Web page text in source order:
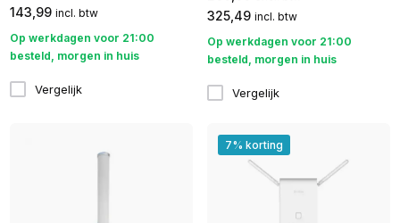
143,99 incl. btw
Op werkdagen voor 21:00
besteld, morgen in huis
Vergelijk
325,49 incl. btw
Op werkdagen voor 21:00
besteld, morgen in huis
Vergelijk
7% korting